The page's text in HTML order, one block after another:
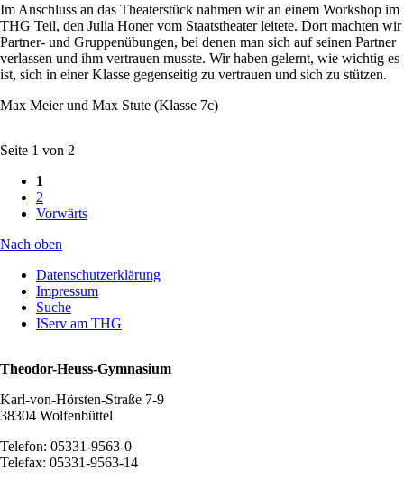
Im Anschluss an das Theaterstück nahmen wir an einem Workshop im
THG Teil, den Julia Honer vom Staatstheater leitete. Dort machten wir
Partner- und Gruppenübungen, bei denen man sich auf seinen Partner
verlassen und ihm vertrauen musste. Wir haben gelernt, wie wichtig es
ist, sich in einer Klasse gegenseitig zu vertrauen und sich zu stützen.
Max Meier und Max Stute (Klasse 7c)
Seite 1 von 2
1
2
Vorwärts
Nach oben
überspringenDatenschutzerklärung
Impressum
Suche
IServ am THG
Theodor-Heuss-Gymnasium
Karl-von-Hörsten-Straße 7-9
38304 Wolfenbüttel
Telefon: 05331-9563-0
Telefax: 05331-9563-14